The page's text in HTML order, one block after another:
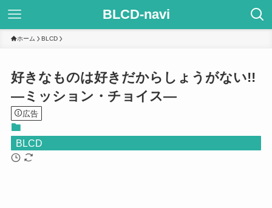
BLCD-navi
ホーム BLCD
好きなものは好きだからしょうがない!!
―ミッション・チョイス―
広告
BLCD